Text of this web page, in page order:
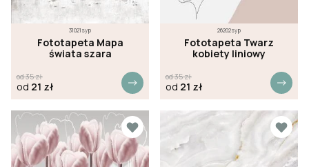
31021syp
Fototapeta Mapa
świata szara
od35zł
od 21 zł
26202syp
Fototapeta Twarz
kobiety liniowy
od35zł
od 21 zł